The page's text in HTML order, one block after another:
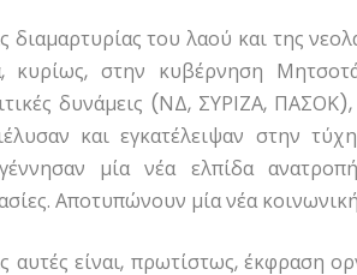
διαμαρτυρίας του λαού και της
κυρίως, στην κυβέρνηση
δυνάμεις (ΝΔ, ΣΥΡΙΖΑ,
και εγκατέλειψαν στην
μία νέα ελπίδα
Αποτυπώνουν μία νέα
αυτές είναι, πρωτίστως, έκφραση